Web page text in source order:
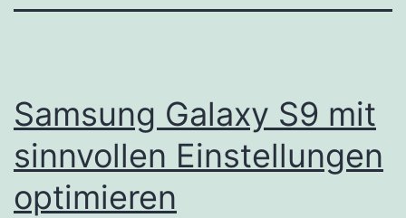
Samsung Galaxy S9 mit
sinnvollen Einstellungen
optimieren